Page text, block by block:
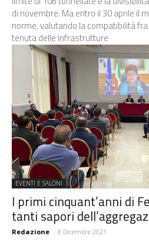
di novembre. Ma entro il 30 aprile il
norme, valutando la compatibilità
tenuta delle infrastrutture
EVENTI E SALONI
I primi cinquant’anni di
tanti sapori
Redazione - 8 Dicembre 2021